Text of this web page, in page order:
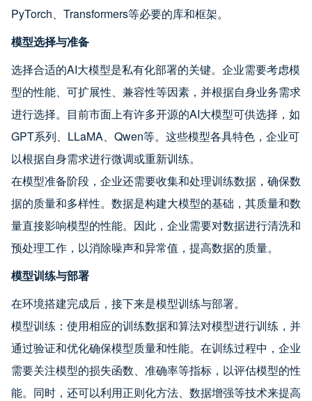
PyTorch、Transformers等必要的库和框架。
模型选择与准备
选择合适的AI大模型是私有化部署的关键。企业需要考虑模
型的性能、可扩展性、兼容性等因素，并根据自身业务需求
进行选择。目前市面上有许多开源的AI大模型可供选择，如
GPT系列、LLaMA、Qwen等。这些模型各具特色，企业可
以根据自身需求进行微调或重新训练。
在模型准备阶段，企业还需要收集和处理训练数据，确保数
据的质量和多样性。数据是构建大模型的基础，其质量和数
量直接影响模型的性能。因此，企业需要对数据进行清洗和
预处理工作，以消除噪声和异常值，提高数据的质量。
模型训练与部署
在环境搭建完成后，接下来是模型训练与部署。
模型训练：使用相应的训练数据和算法对模型进行训练，并
通过验证和优化确保模型质量和性能。在训练过程中，企业
需要关注模型的损失函数、准确率等指标，以评估模型的性
能。同时，还可以利用正则化方法、数据增强等技术来提高